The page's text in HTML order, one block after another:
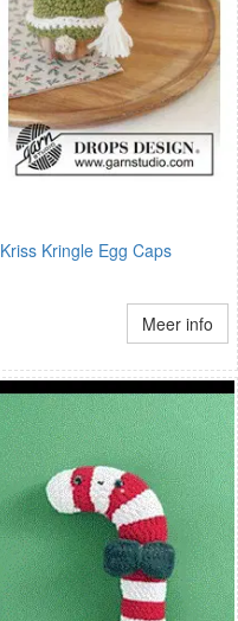
Kriss Kringle Egg Caps
Meer info